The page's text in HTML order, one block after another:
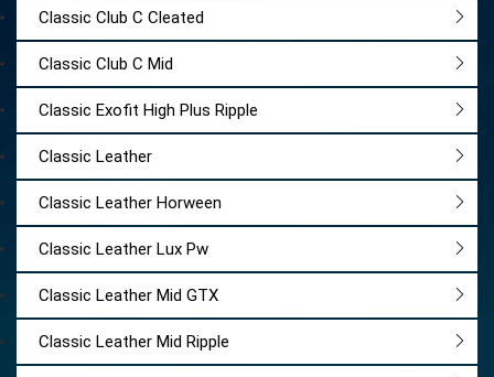
магазине в Санкт-Петербурге или оформить
доставку любой понравившейся пары через
курьерскую службу, почтовые отделения и иные
сервисы в любой регион страны.
Classic Club C Cleated
Classic Club C Mid
Classic Exofit High Plus Ripple
Classic Leather
Classic Leather Horween
Classic Leather Lux Pw
Classic Leather Mid GTX
Classic Leather Mid Ripple